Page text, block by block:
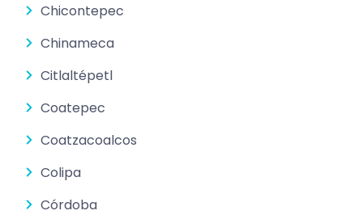
Chicontepec
Chinameca
Citlaltépetl
Coatepec
Coatzacoalcos
Colipa
Córdoba